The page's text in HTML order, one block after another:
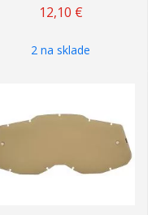
12,10 €
2 na sklade